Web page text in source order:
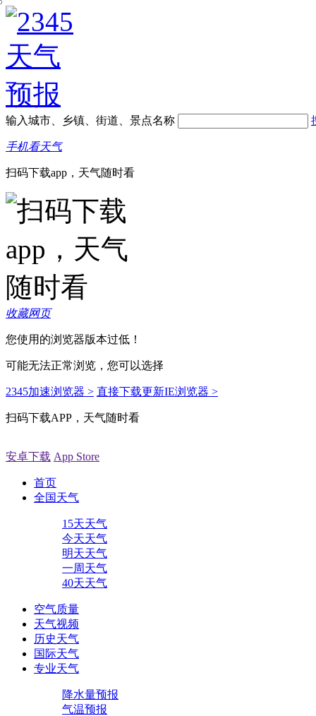
输入城市、乡镇、街道、景点名称
手机看天气
扫码下载app，天气随时看
收藏网页
您使用的浏览器版本过低！
可能无法正常浏览，您可以选择
2345加速浏览器 > 直接下载更新IE浏览器 >
扫码下载APP，天气随时看
安卓下载 App Store
首页
全国天气
15天天气
今天天气
明天天气
一周天气
40天天气
空气质量
天气视频
历史天气
国际天气
专业天气
降水量预报
气温预报